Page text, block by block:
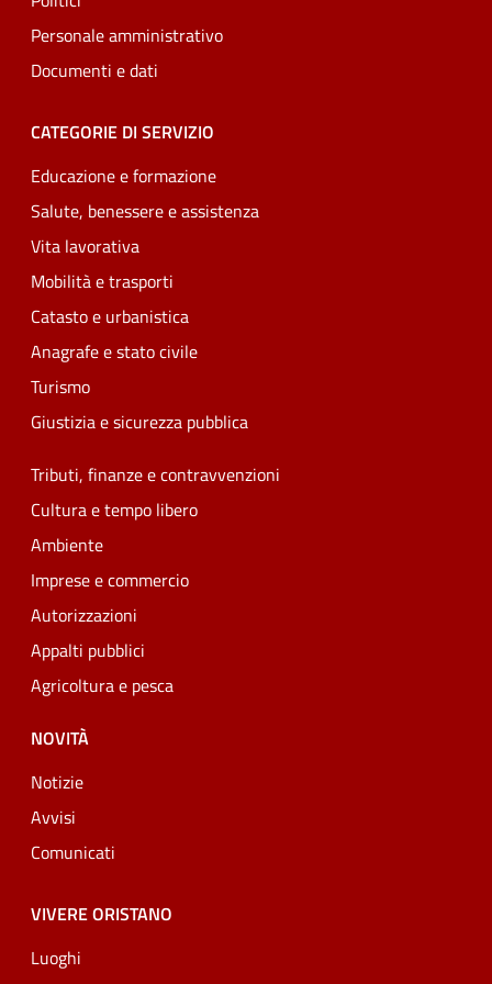
Personale amministrativo
Documenti e dati
CATEGORIE DI SERVIZIO
Educazione e formazione
Salute, benessere e assistenza
Vita lavorativa
Mobilità e trasporti
Catasto e urbanistica
Anagrafe e stato civile
Turismo
Giustizia e sicurezza pubblica
Tributi, finanze e contravvenzioni
Cultura e tempo libero
Ambiente
Imprese e commercio
Autorizzazioni
Appalti pubblici
Agricoltura e pesca
NOVITÀ
Notizie
Avvisi
Comunicati
VIVERE ORISTANO
Luoghi